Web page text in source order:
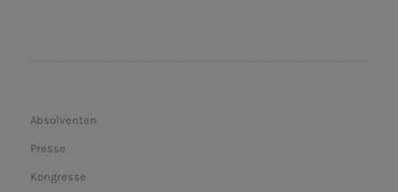
Absolventen
Presse
Kongresse